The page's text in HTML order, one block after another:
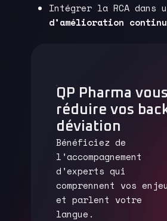
Intégrer la RCA dans
d’amélioration
QP Pharma
réduire vos
déviation
Bénéficiez de
l’accompagnement
d’experts qui
comprennent vos
et parlent votre
langue.